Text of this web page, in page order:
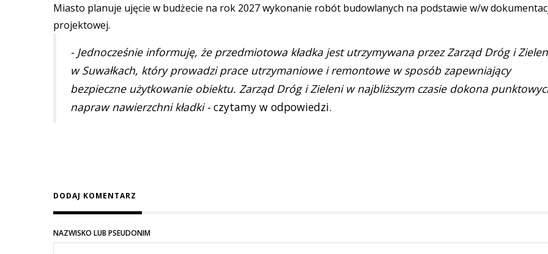
Miasto planuje ujęcie w budżecie na rok 2027 wykonanie robót budowlanych na podstawie w/w
projektowej.
- Jednocześnie informuję, że przedmiotowa kładka jest utrzymywana przez Zarząd Dróg i
w Suwałkach, który prowadzi prace utrzymaniowe i remontowe w sposób zapewniający
bezpieczne użytkowanie obiektu. Zarząd Dróg i Zieleni w najbliższym czasie dokona
napraw nawierzchni kładki - czytamy w odpowiedzi.
DODAJ KOMENTARZ
NAZWISKO LUB PSEUDONIM